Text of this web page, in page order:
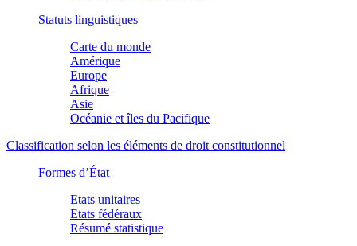
Statuts linguistiques
Carte du monde
Amérique
Europe
Afrique
Asie
Océanie et îles du Pacifique
Classification selon les éléments de droit constitutionnel
Formes d’État
Etats unitaires
Etats fédéraux
Résumé statistique